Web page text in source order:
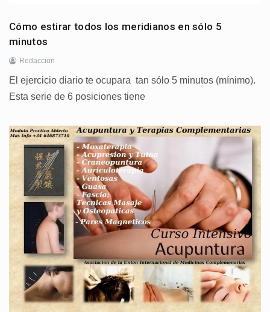
Cómo estirar todos los meridianos en sólo 5
minutos
Redaccion
El ejercicio diario te ocupara tan sólo 5 minutos (mínimo).
Esta serie de 6 posiciones tiene